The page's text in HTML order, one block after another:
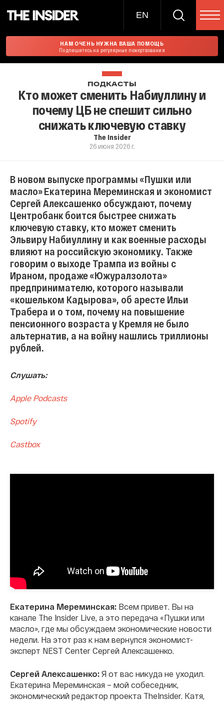
EN
НАМ ОЧЕНЬ НУЖНА ВАША ПОМОЩЬ
Подпишитесь на регулярные пожертвования
ПОДКАСТЫ
Кто может сменить Набиуллину и
почему ЦБ не спешит сильно
снижать ключевую ставку
The Insider
26 июня 2026 г.
В новом выпуске программы «Пушки или
масло» Екатерина Мереминская и экономист
Сергей Алексашенко обсуждают, почему
Центробанк боится быстрее снижать
ключевую ставку, кто может сменить
Эльвиру Набиуллину и как военные расходы
влияют на российскую экономику. Также
говорим о выходе Трампа из войны с
Ираном, продаже «Южуралзолота»
предпринимателю, которого называли
«кошельком Кадырова», об аресте Ильи
Трабера и о том, почему на повышение
пенсионного возраста у Кремля не было
альтернатив, а на войну нашлись триллионы
рублей.
Слушать:
Apple Podcasts
Spotify
Castbox
Екатерина Мереминская: Всем привет. Вы на
канале The Insider Live, а это передача «Пушки или
масло», где мы обсуждаем экономические новости
недели. На этот раз к нам вернулся экономист-
эксперт NEST Center Сергей Алексашенко.
Сергей Алексашенко: Я от вас никуда не уходил.
Екатерина Мереминская – мой собеседник,
экономический редактор проекта TheInsider. Катя,